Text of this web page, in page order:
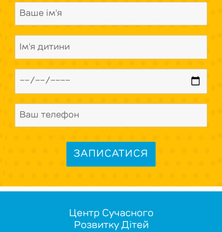
Центр Сучасного
Розвитку Дітей